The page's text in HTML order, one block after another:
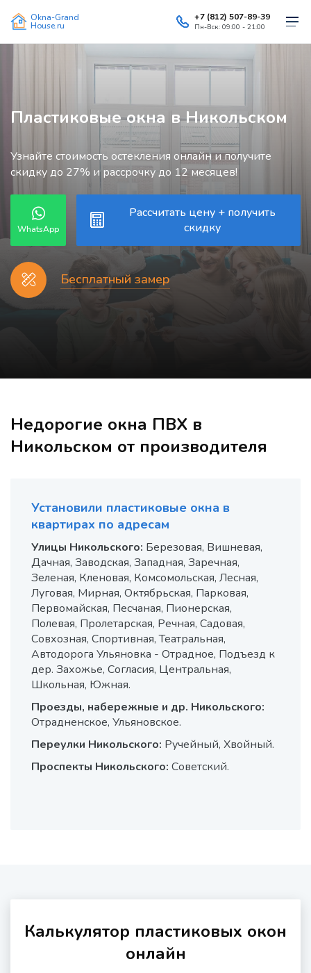
Okna-Grand
House.ru
+7 (812) 507-89-39
Пн-Вск: 09:00 - 21:00
Пластиковые окна в Никольском
Узнайте стоимость остекления онлайн и получите
скидку до 27% и рассрочку до 12 месяцев!
WhatsApp
Рассчитать цену + получить
скидку
Бесплатный замер
Недорогие окна ПВХ в
Никольском от производителя
Установили пластиковые окна в
квартирах по адресам
Улицы Никольского: Березовая, Вишневая,
Дачная, Заводская, Западная, Заречная,
Зеленая, Кленовая, Комсомольская, Лесная,
Луговая, Мирная, Октябрьская, Парковая,
Первомайская, Песчаная, Пионерская,
Полевая, Пролетарская, Речная, Садовая,
Совхозная, Спортивная, Театральная,
Автодорога Ульяновка - Отрадное, Подъезд к
дер. Захожье, Согласия, Центральная,
Школьная, Южная.
Проезды, набережные и др. Никольского:
Отрадненское, Ульяновское.
Переулки Никольского: Ручейный, Хвойный.
Проспекты Никольского: Советский.
Калькулятор пластиковых окон
онлайн